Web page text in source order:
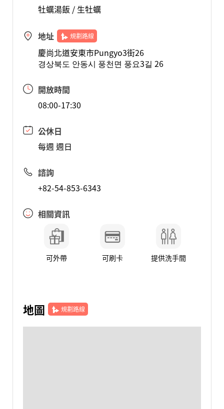
牡蠣湯飯 / 生牡蠣
地址 規劃路線
慶尚北道安東市Pungyo3街26
경상북도 안동시 풍천면 풍요3길 26
開放時間
08:00-17:30
公休日
每週 週日
諮詢
+82-54-853-6343
相關資訊
可外帶 可刷卡 提供洗手間
地圖 規劃路線